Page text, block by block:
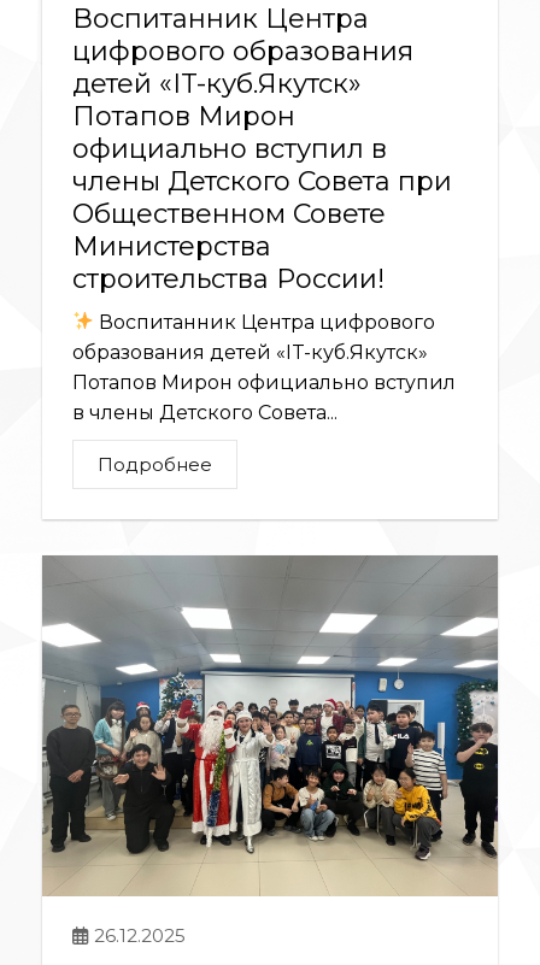
Воспитанник Центра
цифрового образования
детей «IT-куб.Якутск»
Потапов Мирон
официально вступил в
члены Детского Совета при
Общественном Совете
Министерства
строительства России!
Воспитанник Центра цифрового
образования детей «IT-куб.Якутск»
Потапов Мирон официально вступил
в члены Детского Совета...
Подробнее
26.12.2025